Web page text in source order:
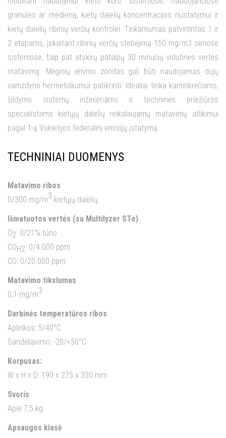
granules ar medieną, kietų dalelių koncentracijos nustatymui ir
kietų dalelių ribinių verčių kontrolei. Tinkamumas patvirtintas 1 ir
2 etapams, įskaitant ribinių verčių stebėjimą 150 mg/m3 senose
sistemose, taip pat atskirų patalpų 30 minučių vidutinės vertės
matavimą. Mėginių ėmimo zondas gali būti naudojamas dujų
vamzdyno hermetiškumui patikrinti. Idealiai tinka kaminkrėčiams,
šildymo sistemų inžinieriams ir techninės priežiūros
specialistams kietųjų dalelių reikalaujamų matavimų atlikimui
pagal 1-ą Vokietijos federalinį emisijų įstatymą.
TECHNINIAI DUOMENYS
Matavimo ribos
0/300 mg/m3 kietųjų dalelių
Išmatuotos vertės (su Multilyzer STe)
O2: 0/21% tūrio
COH2: 0/4.000 ppm
CO: 0/20.000 ppm
Matavimo tikslumas
0,1 mg/m3
Darbinės temperatūros ribos
Aplinkos: 5/40°C
Sandėliavimo: -20/+50°C
Korpusas:
W x H x D: 190 x 275 x 330 mm
Svoris
Apie 7,5 kg
Apsaugos klasė